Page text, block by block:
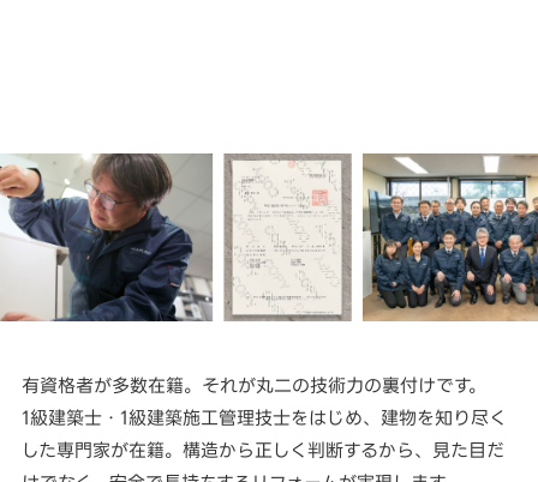
有資格者が多数在籍。それが丸二の技術力の裏付けです。
1級建築士・1級建築施工管理技士をはじめ、建物を知り尽く
した専門家が在籍。構造から正しく判断するから、見た目だ